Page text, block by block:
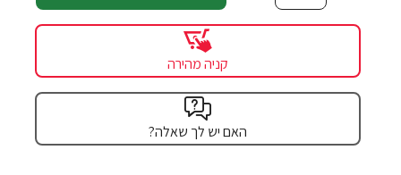
קניה מהירה
האם יש לך שאלה?